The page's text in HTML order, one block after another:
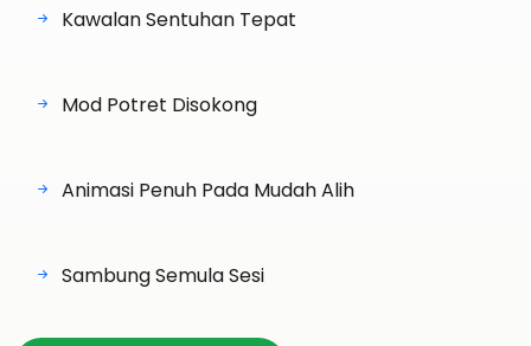
Kawalan Sentuhan Tepat
Mod Potret Disokong
Animasi Penuh Pada Mudah Alih
Sambung Semula Sesi